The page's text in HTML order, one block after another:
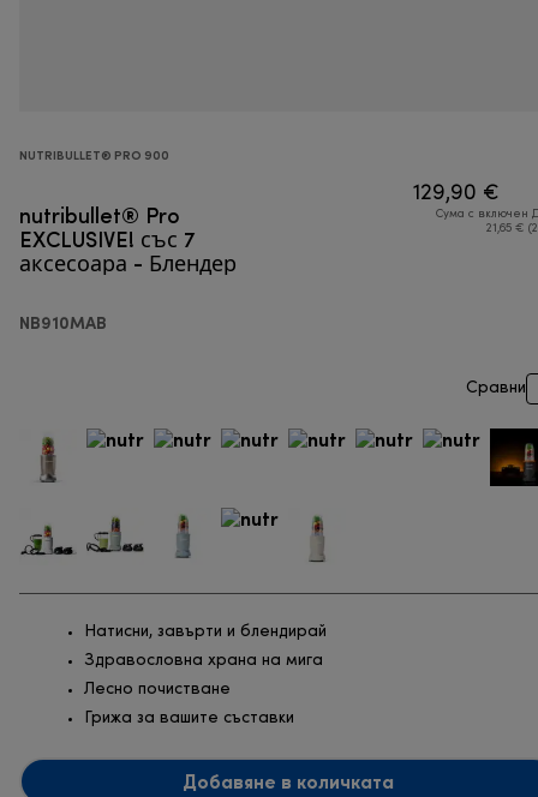
NUTRIBULLET® PRO 900
nutribullet® Pro
EXCLUSIVE! със 7
аксесоара - Блендер
NB910MAB
129,90 €
Сума с включен
21,65 €
Сравни
Натисни, завърти и блендирай
Здравословна храна на мига
Лесно почистване
Грижа за вашите съставки
Добавяне в количката